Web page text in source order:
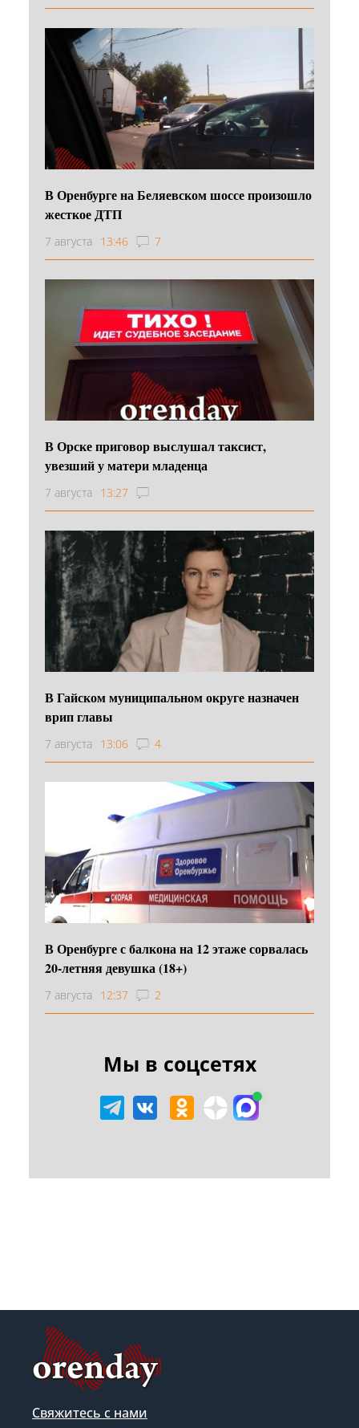
В Оренбурге на Беляевском шоссе произошло
жесткое ДТП
7 августа 13:46 7
В Орске приговор выслушал таксист,
увезший у матери младенца
7 августа 13:27
В Гайском муниципальном округе назначен
врип главы
7 августа 13:06 4
В Оренбурге с балкона на 12 этаже сорвалась
20-летняя девушка (18+)
7 августа 12:37 2
Мы в соцсетях
Свяжитесь с нами